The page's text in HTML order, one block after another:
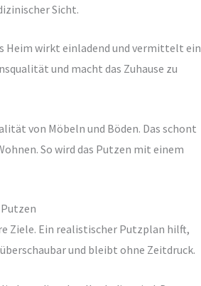
Sicht.
Heim wirkt einladend und vermittelt ein
und macht das Zuhause zu
von Möbeln und Böden. Das schont
So wird das Putzen mit einem
Ziele. Ein realistischer Putzplan hilft,
und bleibt ohne Zeitdruck.